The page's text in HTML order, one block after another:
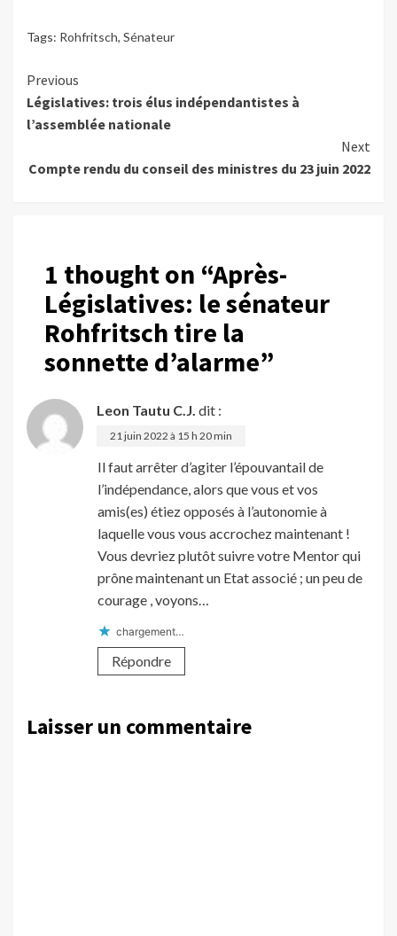
Tags: Rohfritsch, Sénateur
Continue
Reading
Previous
Législatives: trois élus indépendantistes à
l’assemblée nationale
Next
Compte rendu du conseil des ministres du 23 juin 2022
1 thought on “Après-
Législatives: le sénateur
Rohfritsch tire la
sonnette d’alarme”
Leon Tautu C.J. dit :
21 juin 2022 à 15 h 20 min
Il faut arrêter d’agiter l’épouvantail de
l’indépendance, alors que vous et vos
amis(es) étiez opposés à l’autonomie à
laquelle vous vous accrochez maintenant !
Vous devriez plutôt suivre votre Mentor qui
prône maintenant un Etat associé ; un peu de
courage , voyons…
chargement…
Répondre
Laisser un commentaire